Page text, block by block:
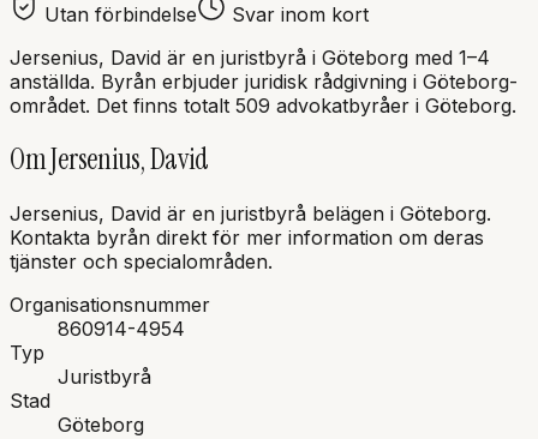
Utan förbindelse
Svar inom kort
Jersenius, David är en juristbyrå i Göteborg med 1–4
anställda. Byrån erbjuder juridisk rådgivning i Göteborg-
området. Det finns totalt 509 advokatbyråer i Göteborg.
OmJersenius, David
Jersenius, David är en juristbyrå belägen i Göteborg.
Kontakta byrån direkt för mer information om deras
tjänster och specialområden.
Organisationsnummer
860914-4954
Typ
Juristbyrå
Stad
Göteborg